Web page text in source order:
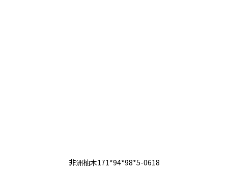
非洲柚木171*94*98*5-0618